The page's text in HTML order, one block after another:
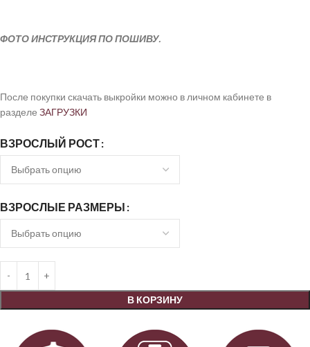
ФОТО ИНСТРУКЦИЯ ПО ПОШИВУ.
После покупки скачать выкройки можно в личном кабинете в
разделе ЗАГРУЗКИ
ВЗРОСЛЫЙ РОСТ
ВЗРОСЛЫЕ РАЗМЕРЫ
В КОРЗИНУ